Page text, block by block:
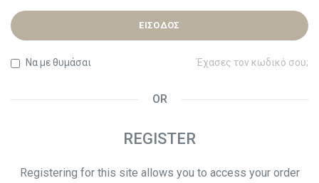
ΕΊΣΟΔΟΣ
Έχασες τον κωδικό σου;
Να με θυμάσαι
OR
REGISTER
Registering for this site allows you to access your order